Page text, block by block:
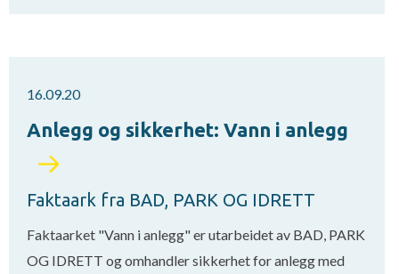
16.09.20
Anlegg og sikkerhet: Vann i anlegg
Faktaark fra BAD, PARK OG IDRETT
Faktaarket "Vann i anlegg" er utarbeidet av BAD, PARK
OG IDRETT og omhandler sikkerhet for anlegg med